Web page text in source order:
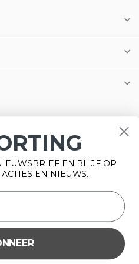
website te verbeteren. Is dat
EN BLIJF OP
EN NIEUWS.